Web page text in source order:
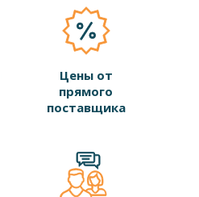
Цены от
прямого
поставщика